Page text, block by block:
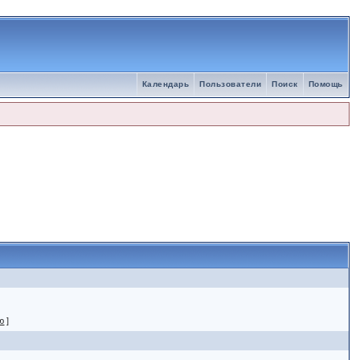
Помощь
Поиск
Пользователи
Календарь
]